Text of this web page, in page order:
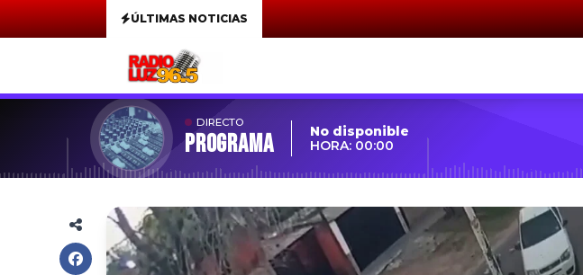
ÚLTIMAS NOTICIAS
DIRECTO
Programa
No disponible
HORA: 00:00